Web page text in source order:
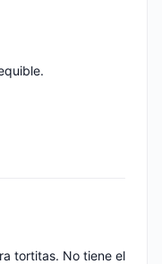
tortitas. No tiene el